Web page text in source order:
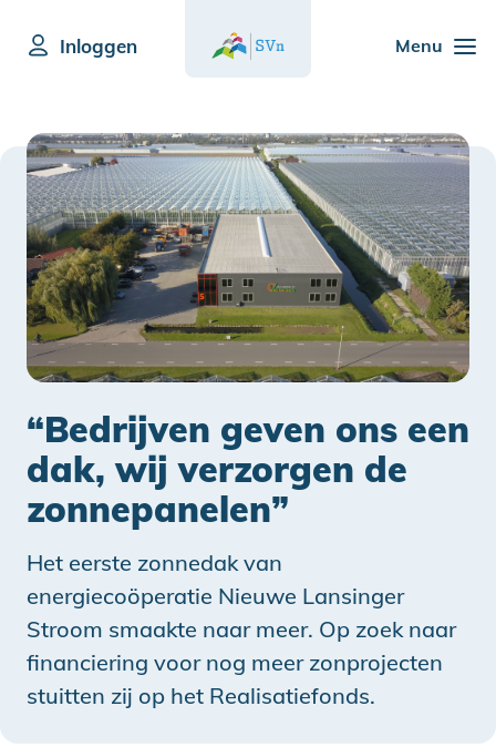
Menu
Inloggen
“Bedrijven geven ons een
dak, wij verzorgen de
zonnepanelen”
Het eerste zonnedak van
energiecoöperatie Nieuwe Lansinger
Stroom smaakte naar meer. Op zoek naar
financiering voor nog meer zonprojecten
stuitten zij op het Realisatiefonds.